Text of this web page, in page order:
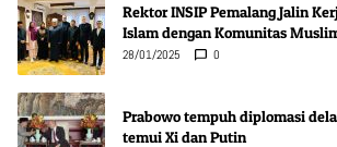
Rektor INSIP Pemalang Jalin
Islam dengan Komunitas
28/01/2025 0
Prabowo tempuh diplomasi
temui Xi dan Putin